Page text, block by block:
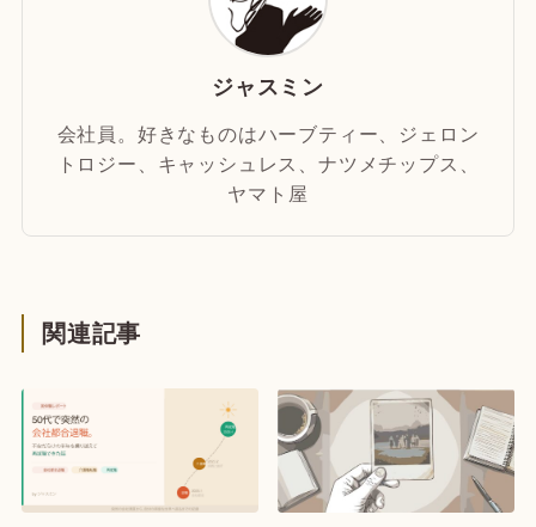
ジャスミン
会社員。好きなものはハーブティー、ジェロン
トロジー、キャッシュレス、ナツメチップス、
ヤマト屋
関連記事